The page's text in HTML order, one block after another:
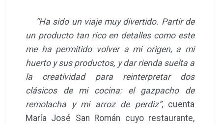
“Ha sido un viaje muy divertido. Partir de
un producto tan rico en detalles como este
me ha permitido volver a mi origen, a mi
huerto y sus productos, y dar rienda suelta a
la creatividad para reinterpretar dos
clásicos de mi cocina: el gazpacho de
remolacha y mi arroz de perdiz”, cuenta
María José San Román cuyo restaurante,